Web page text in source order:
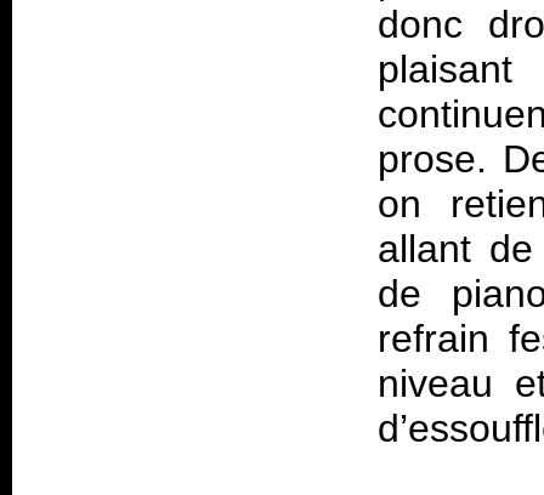
donc
prose.
on
allant
de
refrain
niveau